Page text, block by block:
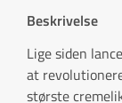
Beskrivelse
Lige siden
at
største